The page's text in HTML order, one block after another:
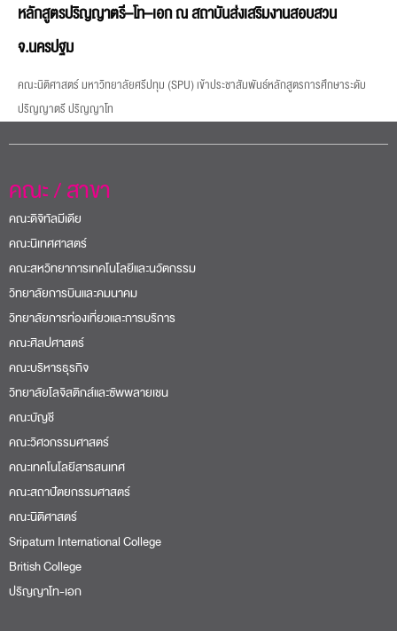
หลักสูตรปริญญาตรี–โท–เอก ณ สถาบันส่งเสริมงานสอบสวน
จ.นครปฐม
คณะนิติศาสตร์ มหาวิทยาลัยศรีปทุม (SPU) เข้าประชาสัมพันธ์หลักสูตรการศึกษาระดับ
ปริญญาตรี ปริญญาโท
คณะ / สาขา
คณะดิจิทัลมีเดีย
คณะนิเทศศาสตร์
คณะสหวิทยาการเทคโนโลยีและนวัตกรรม
วิทยาลัยการบินและคมนาคม
วิทยาลัยการท่องเที่ยวและการบริการ
คณะศิลปศาสตร์
คณะบริหารธุรกิจ
วิทยาลัยโลจิสติกส์และซัพพลายเชน
คณะบัญชี
คณะวิศวกรรมศาสตร์
คณะเทคโนโลยีสารสนเทศ
คณะสถาปัตยกรรมศาสตร์
คณะนิติศาสตร์
Sripatum International College
British College
ปริญญาโท-เอก